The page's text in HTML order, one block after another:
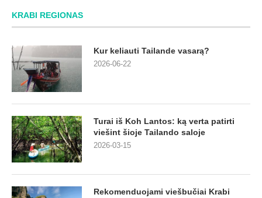
KRABI REGIONAS
Kur keliauti Tailande vasarą?
2026-06-22
Turai iš Koh Lantos: ką verta patirti
viešint šioje Tailando saloje
2026-03-15
Rekomenduojami viešbučiai Krabi